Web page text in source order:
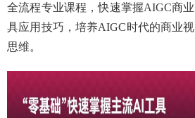
全流程专业课程，快速掌握AIGC商
具应用技巧，培养AIGC时代的商业
思维。